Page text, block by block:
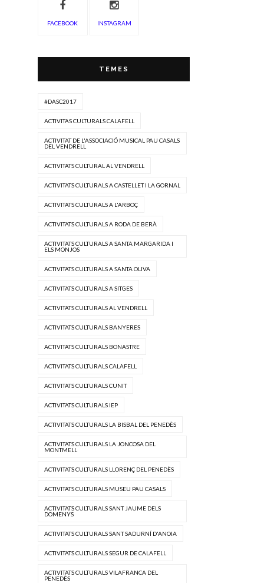
FACEBOOK INSTAGRAM
TEMES
#DASC2017
ACTIVITAS CULTURALS CALAFELL
ACTIVITAT DE L'ASSOCIACIÓ MUSICAL PAU CASALS
DEL VENDRELL
ACTIVITATS CULTURAL AL VENDRELL
ACTIVITATS CULTURALS A CASTELLET I LA GORNAL
ACTIVITATS CULTURALS A L'ARBOÇ
ACTIVITATS CULTURALS A RODA DE BERÀ
ACTIVITATS CULTURALS A SANTA MARGARIDA I
ELS MONJOS
ACTIVITATS CULTURALS A SANTA OLIVA
ACTIVITATS CULTURALS A SITGES
ACTIVITATS CULTURALS AL VENDRELL
ACTIVITATS CULTURALS BANYERES
ACTIVITATS CULTURALS BONASTRE
ACTIVITATS CULTURALS CALAFELL
ACTIVITATS CULTURALS CUNIT
ACTIVITATS CULTURALS IEP
ACTIVITATS CULTURALS LA BISBAL DEL PENEDÈS
ACTIVITATS CULTURALS LA JONCOSA DEL
MONTMELL
ACTIVITATS CULTURALS LLORENÇ DEL PENEDÈS
ACTIVITATS CULTURALS MUSEU PAU CASALS
ACTIVITATS CULTURALS SANT JAUME DELS
DOMENYS
ACTIVITATS CULTURALS SANT SADURNÍ D'ANOIA
ACTIVITATS CULTURALS SEGUR DE CALAFELL
ACTIVITATS CULTURALS VILAFRANCA DEL
PENEDÈS